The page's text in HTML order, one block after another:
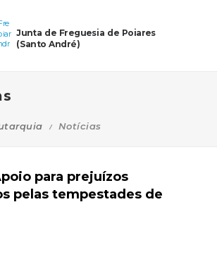
Junta de Freguesia de Poiares
(Santo André)
Notícias
para prejuízos
pelas tempestades de